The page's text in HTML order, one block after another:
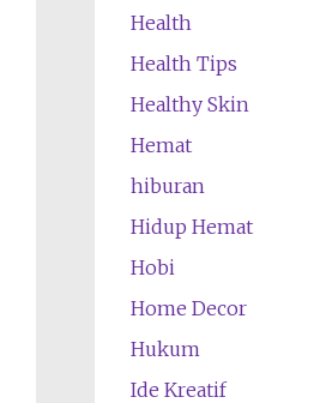
Health
Health Tips
Healthy Skin
Hemat
hiburan
Hidup Hemat
Hobi
Home Decor
Hukum
Ide Kreatif